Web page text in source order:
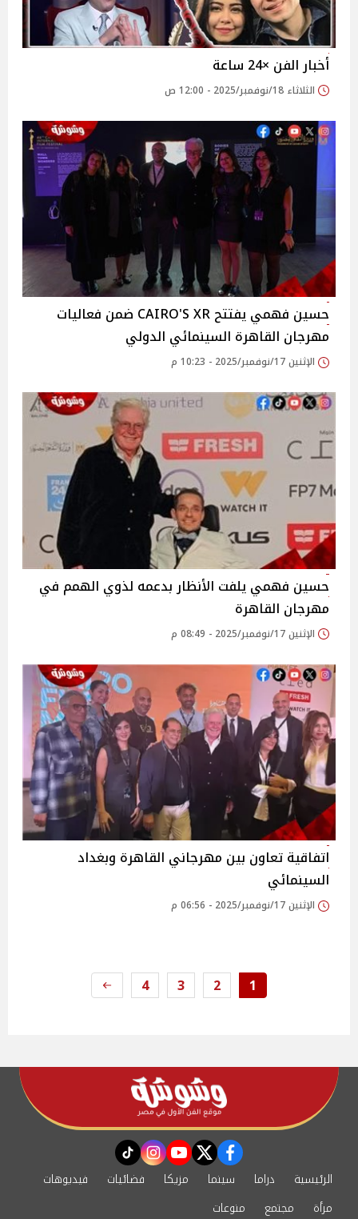
أخبار الفن ×24 ساعة
الثلاثاء 18/نوفمبر/2025 - 12:00 ص
حسين فهمي يفتتح CAIRO'S XR ضمن فعاليات
مهرجان القاهرة السينمائي الدولي
الإثنين 17/نوفمبر/2025 - 10:23 م
حسين فهمي يلفت الأنظار بدعمه لذوي الهمم في
مهرجان القاهرة
الإثنين 17/نوفمبر/2025 - 08:49 م
اتفاقية تعاون بين مهرجاني القاهرة وبغداد
السينمائي
الإثنين 17/نوفمبر/2025 - 06:56 م
1
2
3
4
facebook
twitter
youtube
instagram
tiktok
الرئيسية دراما سينما مزيكا فضائيات
فيديوهات
مرأة
مجتمع منوعات